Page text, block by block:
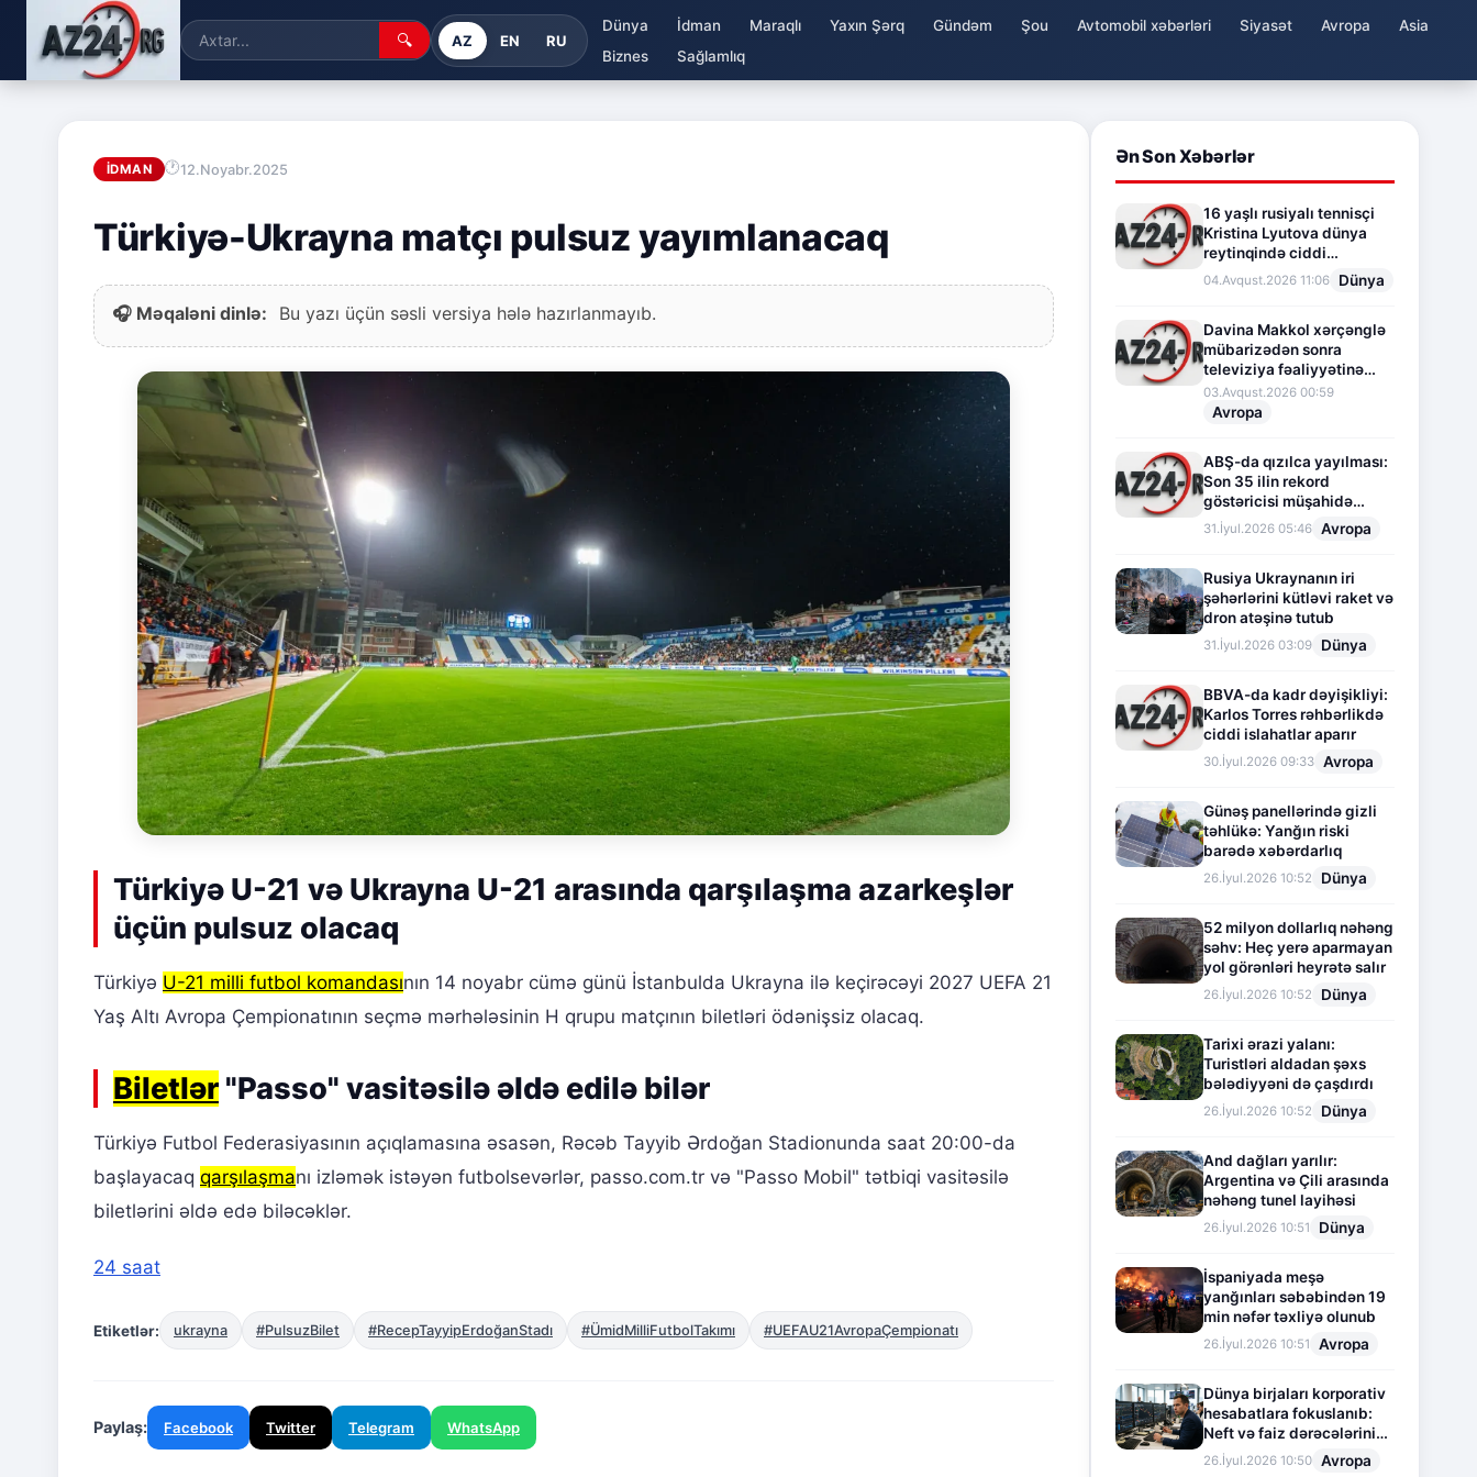
🔍 AZ EN RU
Dünya İdman Maraqlı Yaxın Şərq Gündəm Şou Avtomobil xəbərləri Siyasət Avropa
Asia
Biznes
Sağlamlıq
İDMAN 12.Noyabr.2025
Türkiyə-Ukrayna matçı pulsuz yayımlanacaq
🎧 Məqaləni dinlə: Bu yazı üçün səsli versiya hələ hazırlanmayıb.
Türkiyə U-21 və Ukrayna U-21 arasında qarşılaşma azarkeşlər
üçün pulsuz olacaq
Türkiyə U-21 milli futbol komandasının 14 noyabr cümə günü İstanbulda Ukrayna ilə keçirəcəyi 2027 UEFA 21
Yaş Altı Avropa Çempionatının seçmə mərhələsinin H qrupu matçının biletləri ödənişsiz olacaq.
Biletlər "Passo" vasitəsilə əldə edilə bilər
Türkiyə Futbol Federasiyasının açıqlamasına əsasən, Rəcəb Tayyib Ərdoğan Stadionunda saat 20:00-da
başlayacaq qarşılaşmanı izləmək istəyən futbolsevərlər, passo.com.tr və "Passo Mobil" tətbiqi vasitəsilə
biletlərini əldə edə biləcəklər.
24 saat
Etiketlər: ukrayna #PulsuzBilet #RecepTayyipErdoğanStadı #ÜmidMilliFutbolTakımı #UEFAU21AvropaÇempionatı
Paylaş: Facebook Twitter Telegram WhatsApp
Ən Son Xəbərlər
16 yaşlı rusiyalı tennisçi
Kristina Lyutova dünya
reytinqində ciddi
irəliləyişə imza atdı
04.Avqust.2026 11:06 Dünya
Davina Makkol xərçənglə
mübarizədən sonra
televiziya fəaliyyətinə
fasilə verir
03.Avqust.2026 00:59
Avropa
ABŞ-da qızılca yayılması:
Son 35 ilin rekord
göstəricisi müşahidə
olunur
31.İyul.2026 05:46 Avropa
Rusiya Ukraynanın iri
şəhərlərini kütləvi raket və
dron atəşinə tutub
31.İyul.2026 03:09 Dünya
BBVA-da kadr dəyişikliyi:
Karlos Torres rəhbərlikdə
ciddi islahatlar aparır
30.İyul.2026 09:33 Avropa
Günəş panellərində gizli
təhlükə: Yanğın riski
barədə xəbərdarlıq
26.İyul.2026 10:52 Dünya
52 milyon dollarlıq nəhəng
səhv: Heç yerə aparmayan
yol görənləri heyrətə salır
26.İyul.2026 10:52 Dünya
Tarixi ərazi yalanı:
Turistləri aldadan şəxs
bələdiyyəni də çaşdırdı
26.İyul.2026 10:52 Dünya
And dağları yarılır:
Argentina və Çili arasında
nəhəng tunel layihəsi
26.İyul.2026 10:51 Dünya
İspaniyada meşə
yanğınları səbəbindən 19
min nəfər təxliyə olunub
26.İyul.2026 10:51 Avropa
Dünya birjaları korporativ
hesabatlara fokuslanıb:
Neft və faiz dərəcələrinin
təsiri altında cari vəziyyət
26.İyul.2026 10:50 Avropa